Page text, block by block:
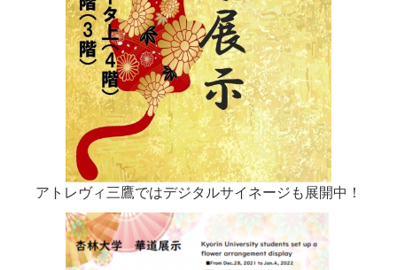
アトレヴィ三鷹ではデジタルサイネージも展開中！